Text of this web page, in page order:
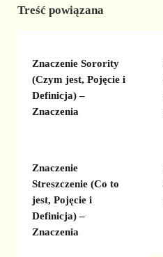
Treść powiązana
Znaczenie Sorority
(Czym jest, Pojęcie i
Definicja) –
Znaczenia
Znaczenie
Streszczenie (Co to
jest, Pojęcie i
Definicja) –
Znaczenia